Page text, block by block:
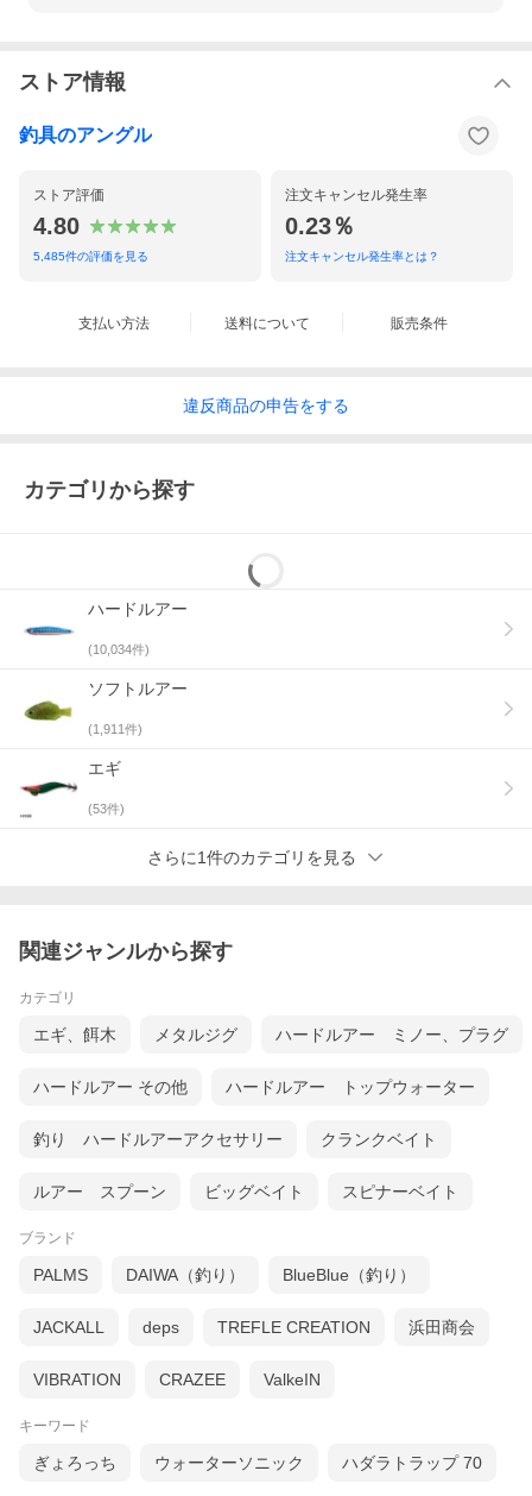
ストア情報
釣具のアングル
ストア評価
4.80
5,485件の評価を見る
注文キャンセル発生率
0.23％
注文キャンセル発生率とは？
支払い方法 送料について 販売条件
違反商品の申告をする
カテゴリから探す
ハードルアー
(10,034件)
ソフトルアー
(1,911件)
エギ
(53件)
さらに1件のカテゴリを見る
関連ジャンルから探す
カテゴリ
エギ、餌木 メタルジグ ハードルアー ミノー、プラグ
ハードルアー その他 ハードルアー トップウォーター
釣り ハードルアーアクセサリー クランクベイト
ルアー スプーン ビッグベイト スピナーベイト
ブランド
PALMS DAIWA（釣り） BlueBlue（釣り）
JACKALL deps TREFLE CREATION 浜田商会
VIBRATION CRAZEE ValkeIN
キーワード
ぎょろっち ウォーターソニック ハダラトラップ 70